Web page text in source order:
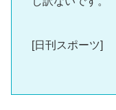
[日刊スポーツ]